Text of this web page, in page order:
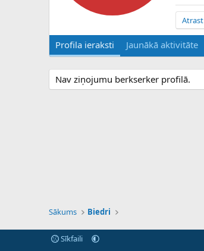
Atrast
Profila ieraksti Jaunākā aktivitāte
Nav ziņojumu berkserker profilā.
Sākums Biedri
Sīkfaili